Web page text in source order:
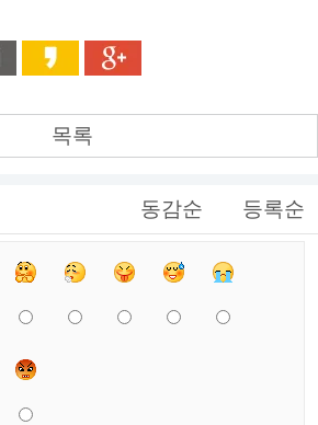
목록
동감순 등록순